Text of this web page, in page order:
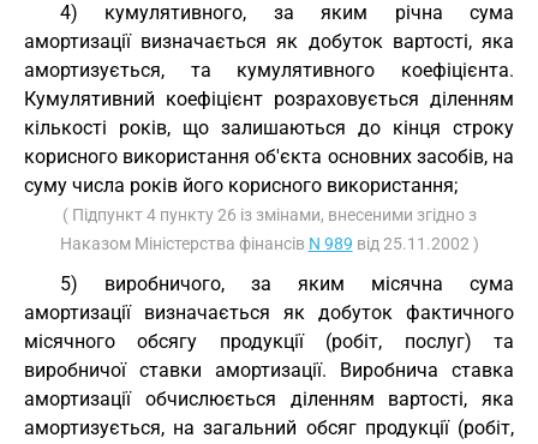
4) кумулятивного, за яким річна сума
амортизації визначається як добуток вартості, яка
амортизується, та кумулятивного коефіцієнта.
Кумулятивний коефіцієнт розраховується діленням
кількості років, що залишаються до кінця строку
корисного використання об'єкта основних засобів, на
суму числа років його корисного використання;
( Підпункт 4 пункту 26 із змінами, внесеними згідно з
Наказом Міністерства фінансів N 989 від 25.11.2002 )
5) виробничого, за яким місячна сума
амортизації визначається як добуток фактичного
місячного обсягу продукції (робіт, послуг) та
виробничої ставки амортизації. Виробнича ставка
амортизації обчислюється діленням вартості, яка
амортизується, на загальний обсяг продукції (робіт,